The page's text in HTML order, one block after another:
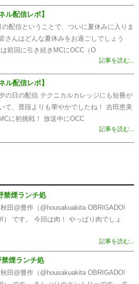
ル配信レポ】
の配信ということで、ついに夏休みに入りま
さんはどんな夏休みをお過ごしでしょう
前回に引き続きMCにOCC（O
記事を読む...
ル配信レポ】
の日の配信 テクニカルカレッジにも短冊が
て、普段よりも華やかでしたね！ 吉田恵美
に初挑戦！ 放送中にOCC
記事を読む...
禁煙ランチ処
田@豊作（@housakuakita‎ OBRIGADO!
） です。 今回は肉！ やっぱり肉でしょ
記事を読む...
煙ランチ処
田@豊作（@housakuakita‎ OBRIGADO!